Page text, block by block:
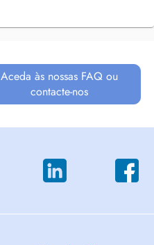
Aceda às nossas FAQ ou
contacte-nos